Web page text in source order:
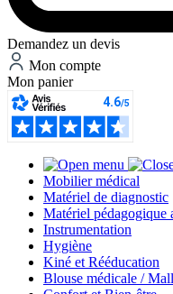
Demandez un devis
Mon compte
Mon panier
Mobilier médical
Matériel de diagnostic
Matériel pédagogique
Instrumentation
Hygiène
Kiné et Rééducation
Blouse médicale /